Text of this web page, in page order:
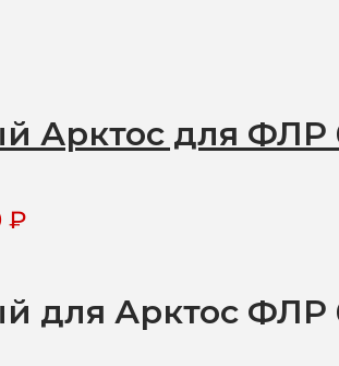
Арктос для ФЛР
₽
для Арктос ФЛР